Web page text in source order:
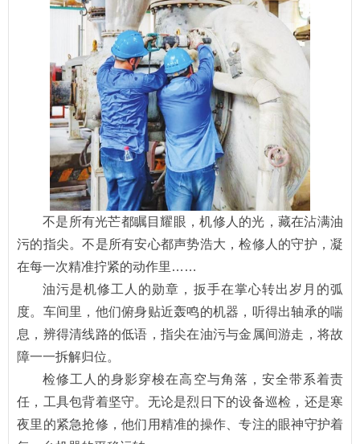
不是所有光芒都瞩目耀眼，机修人的光，藏在沾满油
污的指尖。不是所有安心都声势浩大，检修人的守护，凝
在每一次精准拧紧的动作里……
油污是机修工人的勋章，扳手在掌心转出岁月的弧
度。车间里，他们俯身贴近轰鸣的机器，听得出轴承的喘
息，辨得清线路的低语，指尖在油污与金属间游走，将故
障一一拆解归位。
检修工人的身影穿梭在高空与角落，安全带系着责
任，工具包背着坚守。无论是烈日下的设备巡检，还是寒
夜里的紧急抢修，他们用精准的操作、专注的眼神守护着